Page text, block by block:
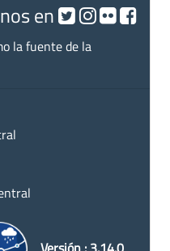
en
la fuente de la